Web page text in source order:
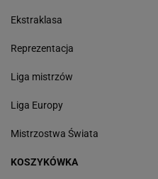
Ekstraklasa
Reprezentacja
Liga mistrzów
Liga Europy
Mistrzostwa Świata
KOSZYKÓWKA